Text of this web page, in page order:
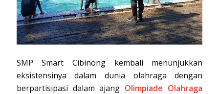
SMP Smart Cibinong kembali menunjukkan
eksistensinya dalam dunia olahraga dengan
berpartisipasi dalam ajang Olimpiade Olahraga